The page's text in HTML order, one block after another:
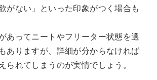
がない」といった印象がつく場合も
あってニートやフリーター状態を選
ありますが、詳細が分からなければ
られてしまうのが実情でしょう。